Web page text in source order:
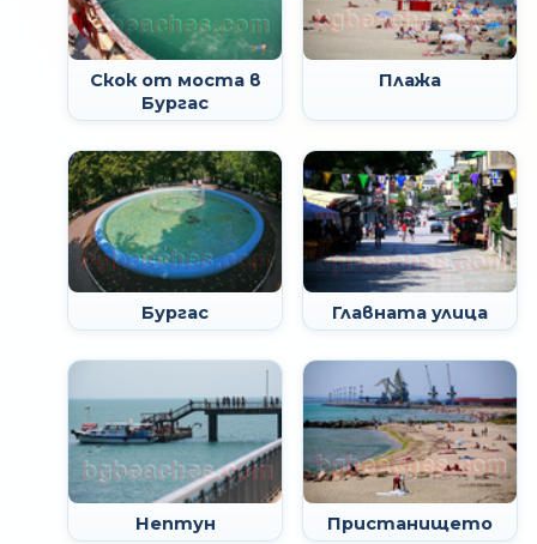
Скок от моста в
Бургас
Плажа
Бургас Главната улица
Нептун Пристанището